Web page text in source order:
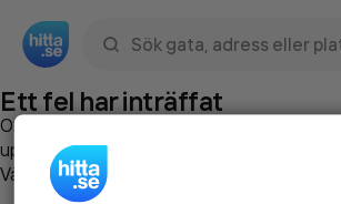
Ett fel har inträffat
Om du vill kan du
uppstod så att vi lättare och snabbare kan
Vänligen försök med följande: